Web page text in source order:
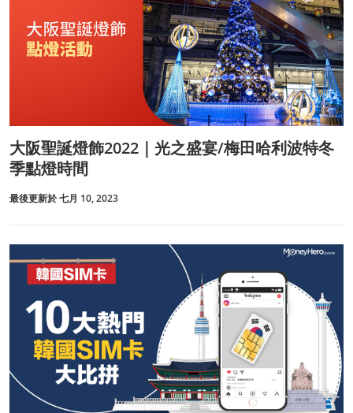
大阪聖誕燈飾2022｜光之盛宴/梅田哈利波特冬
季點燈時間
最後更新於 七月 10, 2023